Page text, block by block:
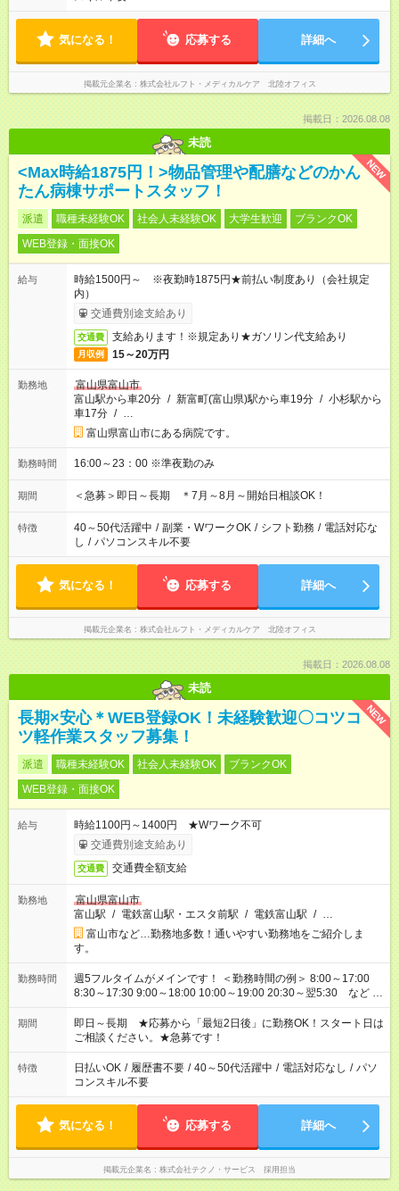
気になる！ 応募する 詳細へ
掲載元企業名 株式会社ルフト・メディカルケア 北陸オフィス
掲載日：2026.08.08
未読
NEW
<Max時給1875円！>物品管理や配膳などのかん
たん病棟サポートスタッフ！
派遣 職種未経験OK 社会人未経験OK 大学生歓迎
ブランクOK
WEB登録・面接OK
給与
時給1500円～ ※夜勤時1875円★前払い制度あり（会社規定
内）
交通費別途支給あり
交通費 支給あります！※規定あり★ガソリン代支給あり
月収例 15～20万円
勤務地
富山県富山市
富山駅から車20分 / 新富町(富山県)駅から車19分 / 小杉駅から
車17分 / …
富山県富山市にある病院です。
勤務時間 16:00～23：00 ※準夜勤のみ
期間 ＜急募＞即日～長期 ＊7月～8月～開始日相談OK！
特徴 40～50代活躍中 / 副業・WワークOK / シフト勤務 / 電話対応な
し / パソコンスキル不要
気になる！ 応募する 詳細へ
掲載元企業名 株式会社ルフト・メディカルケア 北陸オフィス
掲載日：2026.08.08
未読
NEW
長期×安心＊WEB登録OK！未経験歓迎〇コツコ
ツ軽作業スタッフ募集！
派遣 職種未経験OK 社会人未経験OK
ブランクOK
WEB登録・面接OK
給与
時給1100円～1400円 ★Wワーク不可
交通費別途支給あり
交通費 交通費全額支給
勤務地
富山県富山市
富山駅 / 電鉄富山駅・エスタ前駅 / 電鉄富山駅 / …
富山市など…勤務地多数！通いやすい勤務地をご紹介しま
す。
勤務時間
週5フルタイムがメインです！ ＜勤務時間の例＞ 8:00～17:00
8:30～17:30 9:00～18:00 10:00～19:00 20:30～翌5:30 など ★
その他にも勤務時間多数！ 日勤のみ、残業なし、交替制など
ご希望を教えてください！
期間
即日～長期 ★応募から「最短2日後」に勤務OK！スタート日は
ご相談ください。★急募です！
特徴 日払いOK / 履歴書不要 / 40～50代活躍中 / 電話対応なし / パソ
コンスキル不要
気になる！ 応募する 詳細へ
掲載元企業名 株式会社テクノ・サービス 採用担当